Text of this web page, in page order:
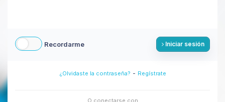
Recordarme Iniciar sesión
¿Olvidaste la contraseña? - Regístrate
O conectarse con